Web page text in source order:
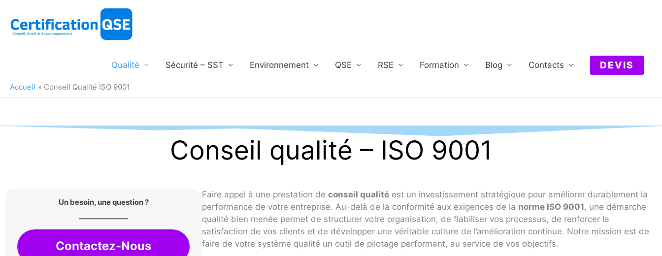
contenu
Qualité Sécurité – SST Environnement QSE RSE Formation Blog Contacts DEVIS
Accueil Conseil Qualité ISO 9001
Conseil qualité – ISO 9001
Un besoin, une question ?
Contactez-Nous
Faire appel à une prestation de conseil qualité est un investissement stratégique pour améliorer durablement la
performance de votre entreprise. Au-delà de la conformité aux exigences de la norme ISO 9001, une démarche
qualité bien menée permet de structurer votre organisation, de fiabiliser vos processus, de renforcer la
satisfaction de vos clients et de développer une véritable culture de l’amélioration continue. Notre mission est de
faire de votre système qualité un outil de pilotage performant, au service de vos objectifs.